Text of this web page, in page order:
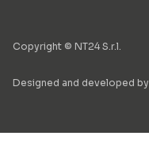
Copyright © NT24 S.r.l.
Designed and developed by